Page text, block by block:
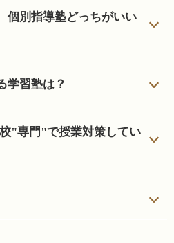
個別指導塾どっちがいい
学習塾は？
校"専門"で授業対策してい